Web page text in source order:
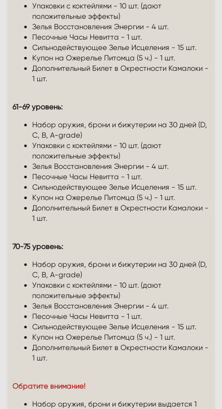
Упаковки с коктейлями - 10 шт. (дают
положительные эффекты)
Зелья Восстановления Энергии - 4 шт.
Песочные Часы Невитта - 1 шт.
Сильнодействующее Зелье Исцеления - 15 шт.
Купон на Ожерелье Питомца (5 ч.) - 1 шт.
Дополнительный Билет в Окрестности Камалоки -
1 шт.
61-69 уровень:
Набор оружия, брони и бижутерии на 30 дней (D,
C, B, A-grade)
Упаковки с коктейлями - 10 шт. (дают
положительные эффекты)
Зелья Восстановления Энергии - 4 шт.
Песочные Часы Невитта - 1 шт.
Сильнодействующее Зелье Исцеления - 15 шт.
Купон на Ожерелье Питомца (5 ч.) - 1 шт.
Дополнительный Билет в Окрестности Камалоки -
1 шт.
70-75 уровень:
Набор оружия, брони и бижутерии на 30 дней (D,
C, B, A-grade)
Упаковки с коктейлями - 10 шт. (дают
положительные эффекты)
Зелья Восстановления Энергии - 4 шт.
Песочные Часы Невитта - 1 шт.
Сильнодействующее Зелье Исцеления - 15 шт.
Купон на Ожерелье Питомца (5 ч.) - 1 шт.
Дополнительный Билет в Окрестности Камалоки -
1 шт.
Обратите внимание!
Набор оружия, брони и бижутерии выдается 1